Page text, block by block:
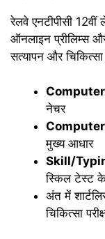
रेलवे एनटीपीसी
ऑनलाइन प्रीलिम्स
सत्यापन और चिकित्सा
Computer
नेचर
मुख्य आधार
Skill/
स्किल टेस्ट के
अंत में
चिकित्सा